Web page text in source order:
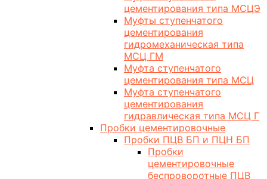
цементирования типа МСЦЭ
Муфты ступенчатого
цементирования
гидромеханическая типа
МСЦ ГМ
Муфта ступенчатого
цементирования типа МСЦ
Муфта ступенчатого
цементирования
гидравлическая типа МСЦ Г
Пробки цементировочные
Пробки ПЦВ БП и ПЦН БП
Пробки
цементировочные
беспроворотные ПЦВ